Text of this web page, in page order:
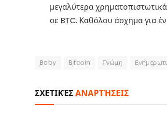
μεγαλύτερα
σε BTC. Καθόλου άσχημα για
Baby Bitcoin Γνώμη
ΣΧΕΤΙΚΈΣΑΝΑΡΤΉΣΕΙΣ